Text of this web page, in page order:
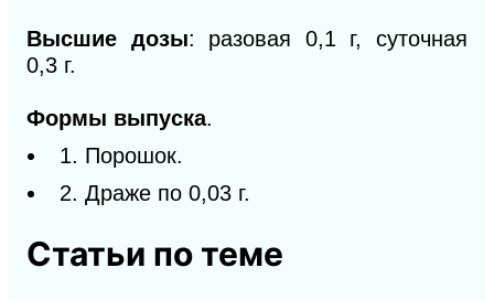
Высшие дозы: разовая 0,1 г, суточная
0,3 г.
Формы выпуска.
1. Порошок.
2. Драже по 0,03 г.
Статьи по теме